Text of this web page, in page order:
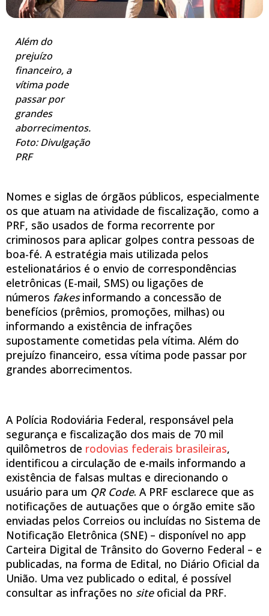
Além do
prejuízo
financeiro, a
vítima pode
passar por
grandes
aborrecimentos.
Foto: Divulgação
PRF
Nomes e siglas de órgãos públicos, especialmente
os que atuam na atividade de fiscalização, como a
PRF, são usados de forma recorrente por
criminosos para aplicar golpes contra pessoas de
boa-fé. A estratégia mais utilizada pelos
estelionatários é o envio de correspondências
eletrônicas (E-mail, SMS) ou ligações de
números fakesinformando a concessão de
benefícios (prêmios, promoções, milhas) ou
informando a existência de infrações
supostamente cometidas pela vítima. Além do
prejuízo financeiro, essa vítima pode passar por
grandes aborrecimentos.
A Polícia Rodoviária Federal, responsável pela
segurança e fiscalização dos mais de 70 mil
quilômetros de rodovias federais brasileiras,
identificou a circulação de e-mails informando a
existência de falsas multas e direcionando o
usuário para um QR Code. A PRF esclarece que as
notificações de autuações que o órgão emite são
enviadas pelos Correios ou incluídas no Sistema de
Notificação Eletrônica (SNE) – disponível no app
Carteira Digital de Trânsito do Governo Federal – e
publicadas, na forma de Edital, no Diário Oficial da
União. Uma vez publicado o edital, é possível
consultar as infrações no siteoficial da PRF.